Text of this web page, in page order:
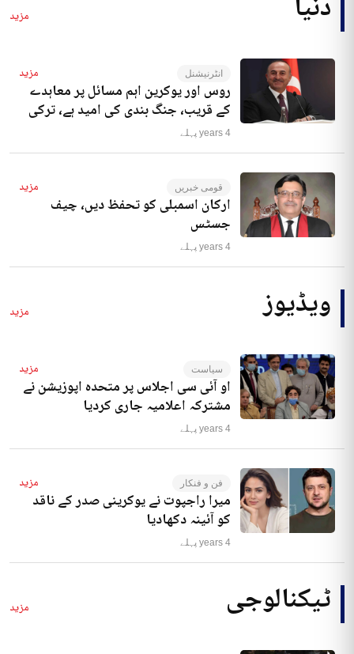
دنیا مزید
انٹرنیشنل مزید
روس اور یوکرین اہم مسائل پر معاہدے
کے قریب، جنگ بندی کی امید ہے، ترکی
4 years پہلے
قومی خبریں مزید
ارکان اسمبلی کو تحفظ دیں، چیف
جسٹس
4 years پہلے
ویڈیوز مزید
سیاست مزید
او آئی سی اجلاس پر متحدہ اپوزیشن نے
مشترکہ اعلامیہ جاری کردیا
4 years پہلے
فن و فنکار مزید
میرا راجپوت نے یوکرینی صدر کے ناقد
کو آئینہ دکھادیا
4 years پہلے
ٹیکنالوجی مزید